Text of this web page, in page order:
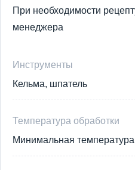
При необходимости
менеджера
Инструменты
Кельма, шпатель
Температура обработки
Минимальная